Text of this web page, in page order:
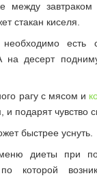
между
стакан киселя.
есть
на десерт
рагу с мясом и
подарят чувство
быстрее уснуть.
диеты при
которой